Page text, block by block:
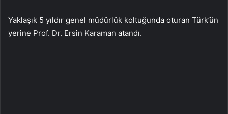
Yaklaşık 5 yıldır genel müdürlük koltuğunda oturan Türk’ün
yerine Prof. Dr. Ersin Karaman atandı.